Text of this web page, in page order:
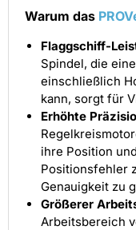
Warum das
Flaggschiff-
Spindel, die
einschließlich
kann, sorgt für
Erhöhte
ihre Position
Positionsfehler
Genauigkeit zu
Größerer
Arbeitsbereich